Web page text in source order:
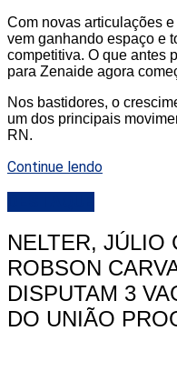
Com novas articulações
vem ganhando espaço e
competitiva. O que antes
para Zenaide agora
Nos bastidores, o
um dos principais
RN.
Continue lendo
NELTER, JÚLIO
ROBSON
DISPUTAM 3
DO UNIÃO